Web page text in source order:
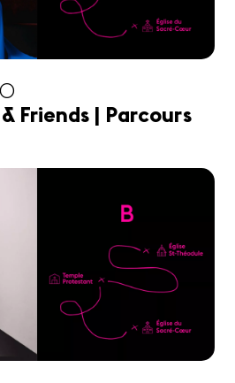
Friends | Parcours